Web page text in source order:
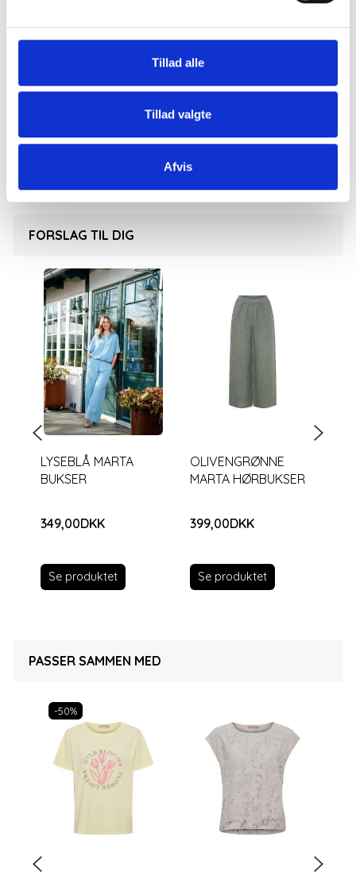
Tillad alle
Tillad valgte
Afvis
Perfekte til både hverdag, ferie og sommerens
top for et afslappet og elegant udtryk.
100% hør. Kan vaskes i maskine på 30 grader.
FORSLAG TIL DIG
LYSEBLÅ MARTA
BUKSER
349,00DKK
Se produktet
OLIVENGRØNNE
MARTA HØRBUKSER
399,00DKK
Se produktet
PASSER SAMMEN MED
-50%